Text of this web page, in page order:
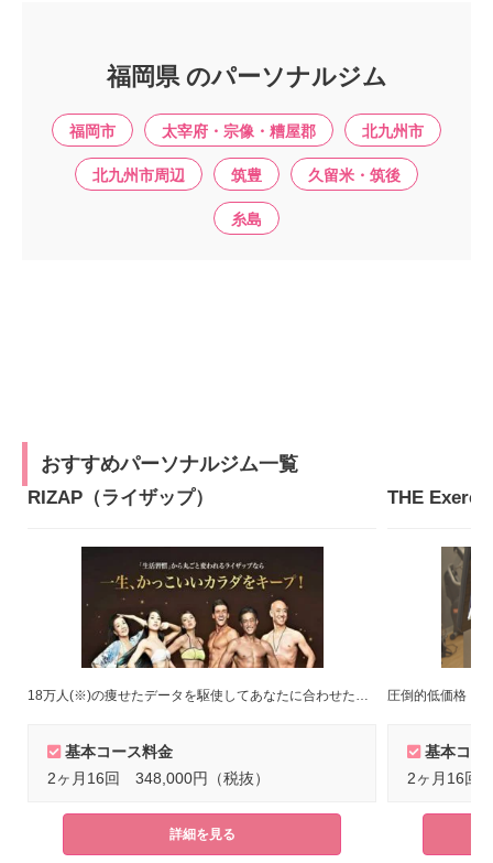
福岡県 のパーソナルジム
福岡市 太宰府・宗像・糟屋郡 北九州市
北九州市周辺 筑豊 久留米・筑後
糸島
おすすめパーソナルジム一覧
RIZAP（ライザップ）
18万人(※)の痩せたデータを駆使してあなたに合わせたトレーニングメニューをご提案！(※)2022年8月末時点
基本コース料金
2ヶ月16回 348,000円（税抜）
詳細を見る
圧倒的低価格！
基本コー
2ヶ月16回